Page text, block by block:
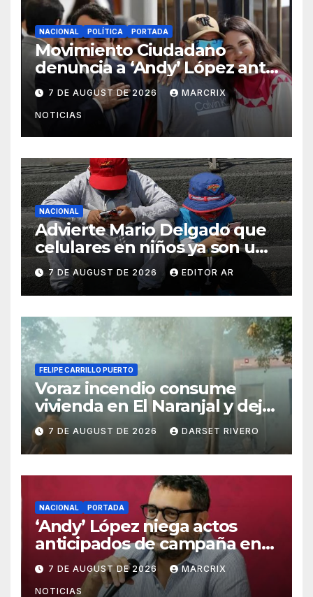
NACIONAL POLÍTICA PORTADA
Movimiento Ciudadano
denuncia a ‘Andy’ López ante
el INE por actos anticipados
de campaña
7 DE AUGUST DE 2026 MARCRIX
NOTICIAS
NACIONAL
Advierte Mario Delgado que
celulares en niños ya son un
problema de salud pública
7 DE AUGUST DE 2026 EDITOR AR
FELIPE CARRILLO PUERTO
Voraz incendio consume
vivienda en El Naranjal y deja
a una familia sin patrimonio
7 DE AUGUST DE 2026 DARSET RIVERO
NACIONAL PORTADA
‘Andy’ López niega actos
anticipados de campaña en
Tabasco
7 DE AUGUST DE 2026 MARCRIX
NOTICIAS